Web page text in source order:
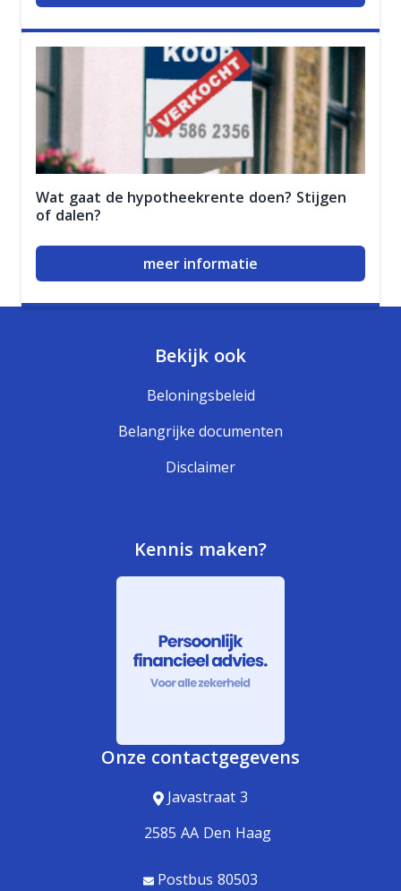
Wat gaat de hypotheekrente doen? Stijgen
of dalen?
meer informatie
Bekijk ook
Beloningsbeleid
Belangrijke documenten
Disclaimer
Kennis maken?
Onze contactgegevens
Javastraat 3
2585 AA Den Haag
Postbus 80503